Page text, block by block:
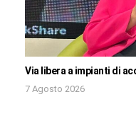
Via libera a impianti di
7 Agosto 2026